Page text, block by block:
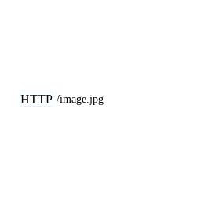
HTTP /image.jpg